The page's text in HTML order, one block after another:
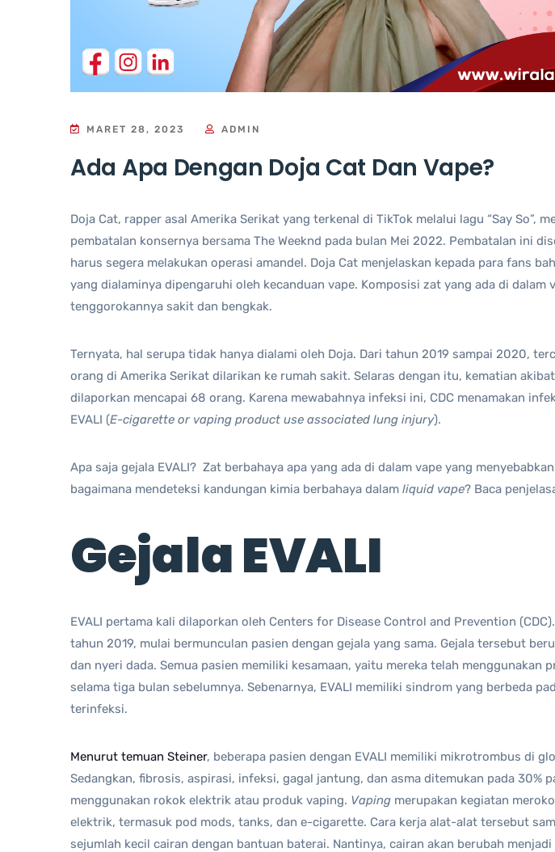
MARET 28, 2023 ADMIN
Ada Apa Dengan Doja Cat Dan Vape?
Doja Cat, rapper asal Amerika Serikat yang terkenal di TikTok melalui lagu “Say So”,
pembatalan konsernya bersama The Weeknd pada bulan Mei 2022. Pembatalan ini
harus segera melakukan operasi amandel. Doja Cat menjelaskan kepada para fans
yang dialaminya dipengaruhi oleh kecanduan vape. Komposisi zat yang ada di dalam
tenggorokannya sakit dan bengkak.
Ternyata, hal serupa tidak hanya dialami oleh Doja. Dari tahun 2019 sampai 2020,
orang di Amerika Serikat dilarikan ke rumah sakit. Selaras dengan itu, kematian
dilaporkan mencapai 68 orang. Karena mewabahnya infeksi ini, CDC menamakan
EVALI (E-cigarette or vaping product use associated lung injury).
Apa saja gejala EVALI? Zat berbahaya apa yang ada di dalam vape yang menyebabkan
bagaimana mendeteksi kandungan kimia berbahaya dalam liquid vape? Baca
Gejala EVALI
EVALI pertama kali dilaporkan oleh Centers for Disease Control and Prevention
tahun 2019, mulai bermunculan pasien dengan gejala yang sama. Gejala tersebut
dan nyeri dada. Semua pasien memiliki kesamaan, yaitu mereka telah menggunakan
selama tiga bulan sebelumnya. Sebenarnya, EVALI memiliki sindrom yang berbeda
terinfeksi.
Menurut temuan Steiner, beberapa pasien dengan EVALI memiliki mikrotrombus di
Sedangkan, fibrosis, aspirasi, infeksi, gagal jantung, dan asma ditemukan pada 30%
menggunakan rokok elektrik atau produk vaping. Vaping merupakan kegiatan
elektrik, termasuk pod mods, tanks, dan e-cigarette. Cara kerja alat-alat tersebut
sejumlah kecil cairan dengan bantuan baterai. Nantinya, cairan akan berubah menjadi